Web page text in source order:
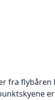
fra flybåren